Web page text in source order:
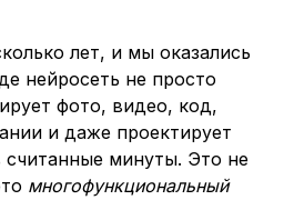
лет, и мы оказались
нейросеть не просто
фото, видео, код,
и даже проектирует
минуты. Это не
многофункциональный